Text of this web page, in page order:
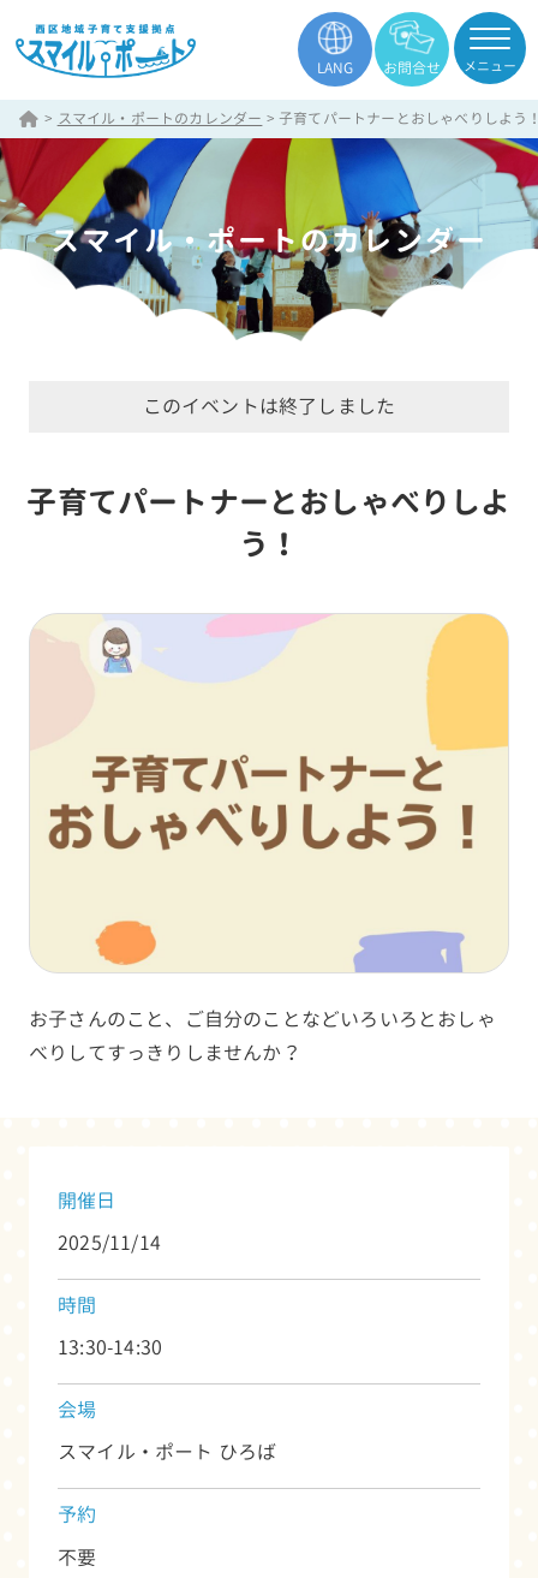
LANG お問合せ メニュー
> スマイル・ポートのカレンダー >子育てパートナーとおしゃべりしよう
スマイル・ポートのカレンダー
このイベントは終了しました
子育てパートナーとおしゃべりしよ
う！
お子さんのこと、ご自分のことなどいろいろとおしゃ
べりしてすっきりしませんか？
開催日
2025/11/14
時間
13:30-14:30
会場
スマイル・ポート ひろば
予約
不要